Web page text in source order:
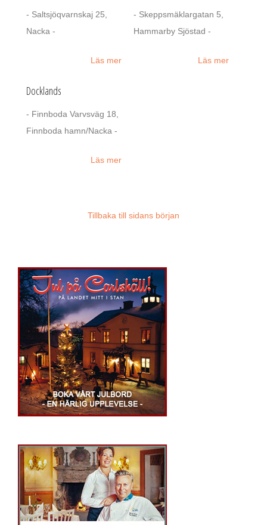
- Saltsjöqvarnskaj 25,
Nacka -
Läs mer
- Skeppsmäklargatan 5,
Hammarby Sjöstad -
Läs mer
Docklands
- Finnboda Varvsväg 18,
Finnboda hamn/Nacka -
Läs mer
Tillbaka till sidans början